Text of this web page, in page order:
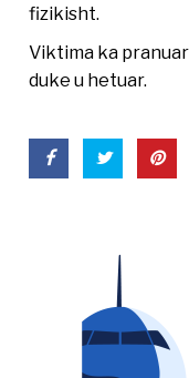
fizikisht.
Viktima ka
duke u hetuar.